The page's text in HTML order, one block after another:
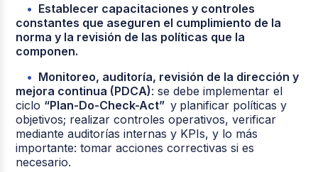
Establecer capacitaciones y controles
constantes que aseguren el cumplimiento de la
norma y la revisión de las políticas que la
componen.
Monitoreo, auditoría, revisión de la dirección y
mejora continua (PDCA): se debe implementar el
ciclo “Plan-Do-Check-Act”y planificar políticas y
objetivos; realizar controles operativos, verificar
mediante auditorías internas y KPIs, y lo más
importante: tomar acciones correctivas si es
necesario.